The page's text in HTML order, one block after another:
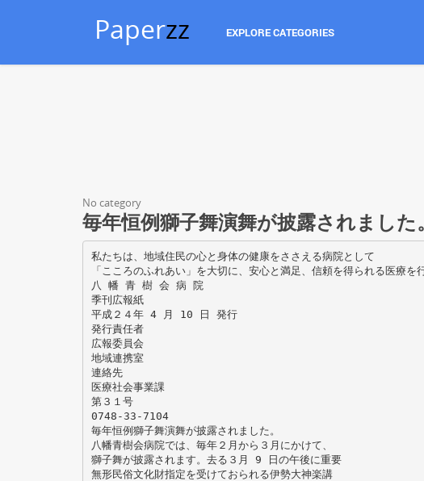
Paperzz EXPLORE CATEGORIES
No category
毎年恒例獅子舞演舞が披露されまし
私たちは、地域住民の心と身体の健康をささえる病院として
「こころのふれあい」を大切に、安心と満足、信頼を得られる医療を
八 幡 青 樹 会 病 院
季刊広報紙
平成２４年 4 月 10 日 発行
発行責任者
広報委員会
地域連携室
連絡先
医療社会事業課
第３１号
0748-33-7104
毎年恒例獅子舞演舞が披露されました。
八幡青樹会病院では、毎年２月から３月にかけて、
獅子舞が披露されます。去る３月 9 日の午後に重要
無形民俗文化財指定を受けておられる伊勢大神楽講